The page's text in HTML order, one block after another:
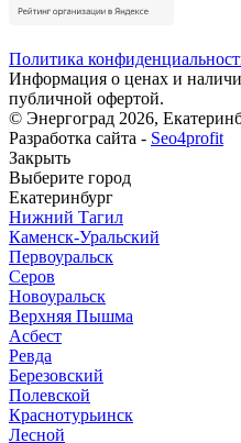
Политика
Информация о ценах и
публичной офертой.
© Энергоград 2026,
Разработка сайта - Seo4profit
Закрыть
Выберите город
Екатеринбург
Нижний Тагил
Каменск-Уральский
Первоуральск
Серов
Новоуральск
Верхняя Пышма
Асбест
Ревда
Березовский
Полевской
Краснотурьинск
Лесной